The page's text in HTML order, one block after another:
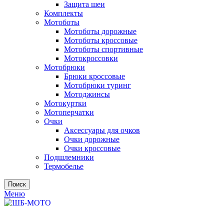
Защита шеи
Комплекты
Мотоботы
Мотоботы дорожные
Мотоботы кроссовые
Мотоботы спортивные
Мотокроссовки
Мотобрюки
Брюки кроссовые
Мотобрюки туринг
Мотоджинсы
Мотокуртки
Мотоперчатки
Очки
Аксессуары для очков
Очки дорожные
Очки кроссовые
Подшлемники
Термобелье
Поиск
Меню